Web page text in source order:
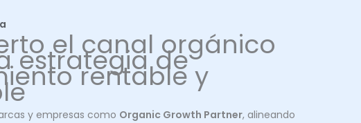
el canal orgánico
estrategia de
rentable y
y empresas como Organic Growth Partner, alineando